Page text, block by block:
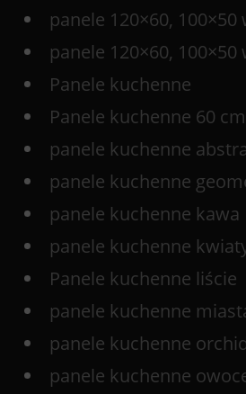
panele 120×60, 100×50
panele 120×60,
Panele kuchenne
Panele kuchenne 60
panele kuchenne
panele kuchenne
panele kuchenne kawa
panele kuchenne
Panele kuchenne liście
panele kuchenne
panele kuchenne
panele kuchenne